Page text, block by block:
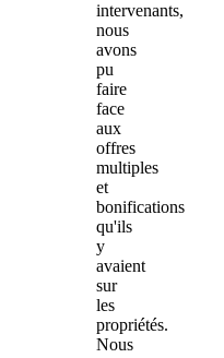
intervenants,
nous
avons
pu
faire
face
aux
offres
multiples
et
bonifications
qu'ils
y
avaient
sur
les
propriétés.
Nous